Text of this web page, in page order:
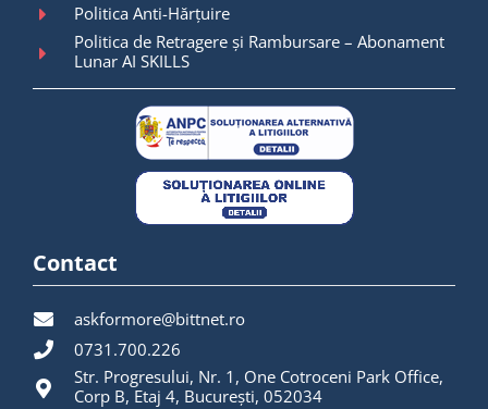
Politica Anti-Hărțuire
Politica de Retragere și Rambursare – Abonament
Lunar AI SKILLS
Contact
askformore@bittnet.ro
0731.700.226
Str. Progresului, Nr. 1, One Cotroceni Park Office,
Corp B, Etaj 4, București, 052034